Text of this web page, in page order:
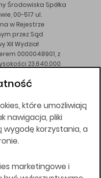
Środowiska Spółka
00-517 ul.
w Rejestrze
przez Sąd
XII Wydział
0000048901, z
23.640.000
KNF z dnia
stronie w tym
nie są
miejsce
w której
z prawem lub w
które umożliwiają
nawigacja, pliki
korzystania, a
marketingowe i